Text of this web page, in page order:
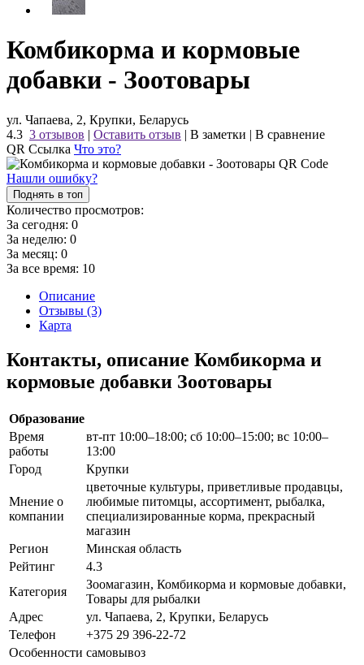
Комбикорма и кормовые
добавки - Зоотовары
ул. Чапаева, 2, Крупки, Беларусь
4.3 3 отзывов | Оставить отзыв | В заметки | В сравнение
QR Ссылка Что это?
Нашли ошибку?
Поднять в топ
Количество просмотров:
За сегодня: 0
За неделю: 0
За месяц: 0
За все время: 10
Описание
Отзывы (3)
Карта
Контакты, описание Комбикорма и
кормовые добавки Зоотовары
Образование
Время
работы
вт-пт 10:00–18:00; сб 10:00–15:00; вс 10:00–
13:00
Город
Крупки
Мнение о
компании
цветочные культуры, приветливые продавцы,
любимые питомцы, ассортимент, рыбалка,
специализированные корма, прекрасный
магазин
Регион
Минская область
Рейтинг
4.3
Категория
Зоомагазин, Комбикорма и кормовые добавки,
Товары для рыбалки
Адрес
ул. Чапаева, 2, Крупки, Беларусь
Телефон
+375 29 396-22-72
Особенности самовывоз